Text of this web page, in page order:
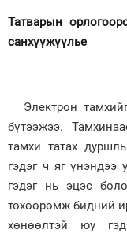
Татварын
санхүүжүүлье
Электрон
бүтээжээ.
тамхи татах
гэдэг ч яг үнэндээ
гэдэг нь эцэс
төхөөрөмж бидний
хөнөөлтэй юу